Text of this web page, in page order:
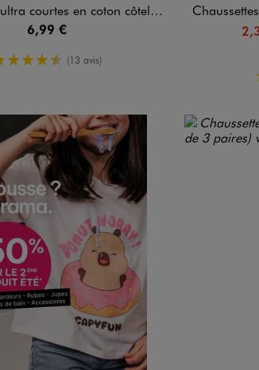
en coton côtelé fille (lot de 5)
6,99 €
4.5/5 de moyenne
(13 avis)
Chaussettes à